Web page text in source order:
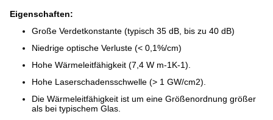
Eigenschaften:
Große Verdetkonstante (typisch 35 dB, bis zu 40 dB)
Niedrige optische Verluste (< 0,1%/cm)
Hohe Wärmeleitfähigkeit (7,4 W m-1K-1).
Hohe Laserschadensschwelle (> 1 GW/cm2).
Die Wärmeleitfähigkeit ist um eine Größenordnung größer
als bei typischem Glas.